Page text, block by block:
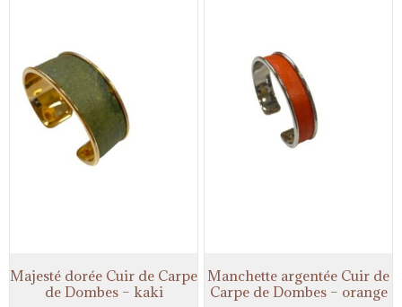
Majesté dorée Cuir de Carpe
de Dombes – kaki
Manchette argentée Cuir de
Carpe de Dombes – orange